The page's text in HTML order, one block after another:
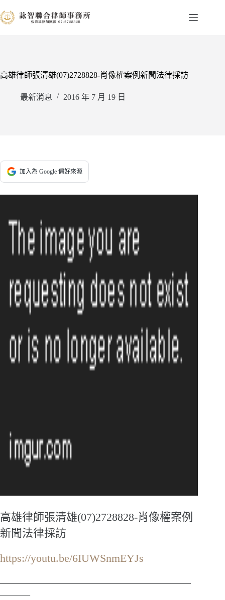
至
高雄律師張清雄(07)2728828-肖像權案例新聞法律採訪
最新消息 2016 年 7 月 19 日
加入為 Google 偏好來源
高雄律師張清雄(07)2728828-肖像權案例
新聞法律採訪
https://youtu.be/6IUWSnmEYJs
———————————————————
———